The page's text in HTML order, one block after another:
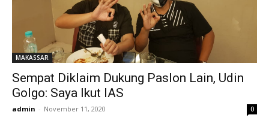
MAKASSAR
Sempat Diklaim Dukung Paslon Lain, Udin
Golgo: Saya Ikut IAS
admin - November 11, 2020 0